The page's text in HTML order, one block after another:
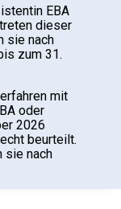
EBA
dieser
sie nach
zum 31.
mit
oder
2026
beurteilt.
sie nach